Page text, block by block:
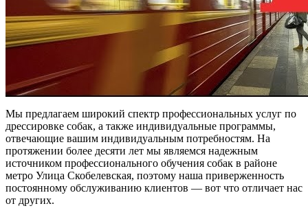
Мы предлагаем широкий спектр профессиональных услуг по
дрессировке собак, а также индивидуальные программы,
отвечающие вашим индивидуальным потребностям. На
протяжении более десяти лет мы являемся надежным
источником профессионального обучения собак в районе
метро Улица Скобелевская, поэтому наша приверженность
постоянному обслуживанию клиентов — вот что отличает нас
от других.